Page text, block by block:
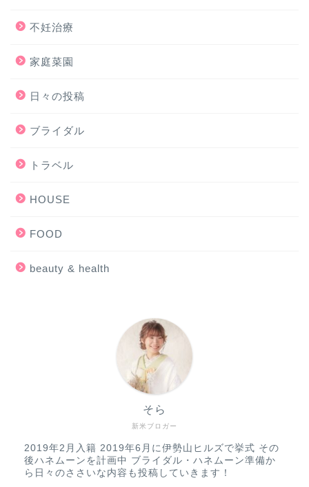
不妊治療
家庭菜園
日々の投稿
ブライダル
トラベル
HOUSE
FOOD
beauty & health
新米ブロガー
そら
2019年2月入籍 2019年6月に伊勢山ヒルズで挙式 その
後ハネムーンを計画中 ブライダル・ハネムーン準備か
ら日々のささいな内容も投稿していきます！